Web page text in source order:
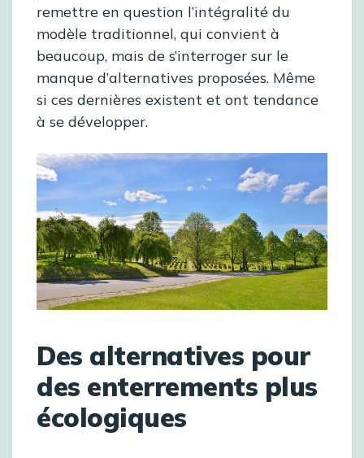
remettre en question l’intégralité du
modèle traditionnel, qui convient à
beaucoup, mais de s’interroger sur le
manque d’alternatives proposées. Même
si ces dernières existent et ont tendance
à se développer.
Des alternatives pour
des enterrements plus
écologiques